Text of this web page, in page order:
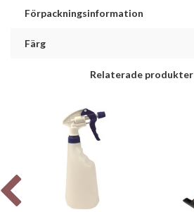
Förpackningsinformation
Färg
Relaterade produkter